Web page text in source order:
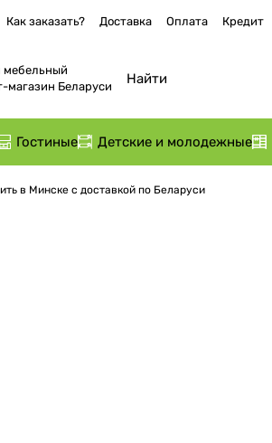
Как заказать? Доставка Оплата Кредит
магазин Беларуси
Гостиные Детские и молодежные
в Минске с доставкой по Беларуси